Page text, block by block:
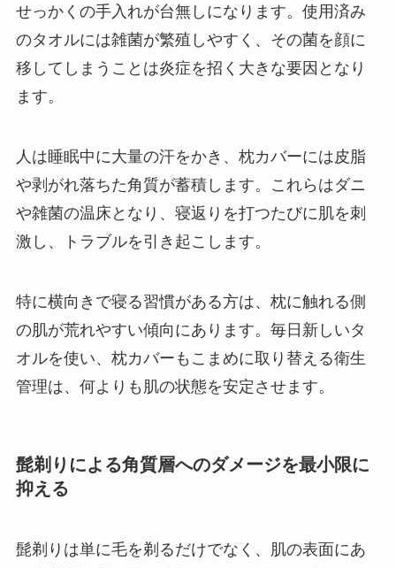
せっかくの手入れが台無しになります。使用済み
のタオルには雑菌が繁殖しやすく、その菌を顔に
移してしまうことは炎症を招く大きな要因となり
ます。
人は睡眠中に大量の汗をかき、枕カバーには皮脂
や剥がれ落ちた角質が蓄積します。これらはダニ
や雑菌の温床となり、寝返りを打つたびに肌を刺
激し、トラブルを引き起こします。
特に横向きで寝る習慣がある方は、枕に触れる側
の肌が荒れやすい傾向にあります。毎日新しいタ
オルを使い、枕カバーもこまめに取り替える衛生
管理は、何よりも肌の状態を安定させます。
髭剃りによる角質層へのダメージを最小限に
抑える
髭剃りは単に毛を剃るだけでなく、肌の表面にあ